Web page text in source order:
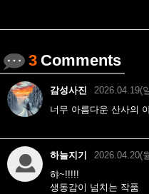
3 Comments
감성사진 2026.04.19(
너무 아름다운 산사의
하늘지기 2026.04.20(
햐~!!!!!
생동감이 넘치는 작품